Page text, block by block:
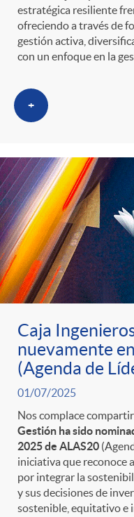
m
i
c
a
s
l
t
o
C
a
t
e
g
o
r
t
e
n
d
o
s
estratégica resiliente
ofreciendo a través de
gestión activa,
con un enfoque en la
+
Caja
nuevamente
(Agenda de
01/07/2025
Nos complace
Gestión ha sido
2025 de ALAS20
iniciativa que reconoce
por integrar la
y sus decisiones de
sostenible, equitativo e